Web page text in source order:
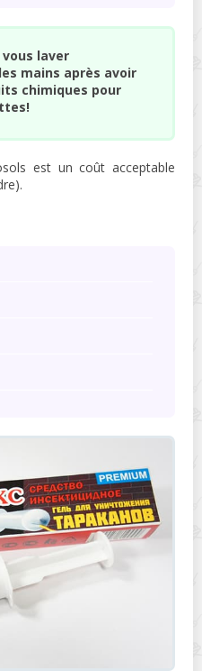
laver
mains après avoir
chimiques pour
est un coût acceptable